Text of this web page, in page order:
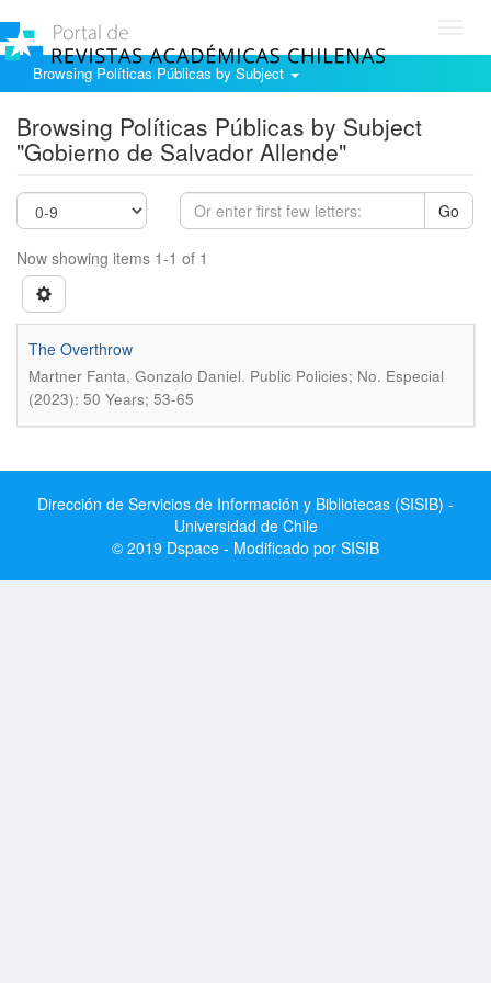
Browsing Políticas Públicas by Subject
Browsing Políticas Públicas by Subject
"Gobierno de Salvador Allende"
Go
Now showing items 1-1 of 1
The Overthrow
Martner Fanta, Gonzalo Daniel. Public Policies; No. Especial
(2023): 50 Years; 53-65
Dirección de Servicios de Información y Bibliotecas (SISIB) -
Universidad de Chile
© 2019 Dspace - Modificado por SISIB